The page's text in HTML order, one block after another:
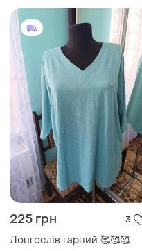
від бренду primark. розмір
с-м
225 грн 3
Лонгослів гарний 🥰🥰🥰